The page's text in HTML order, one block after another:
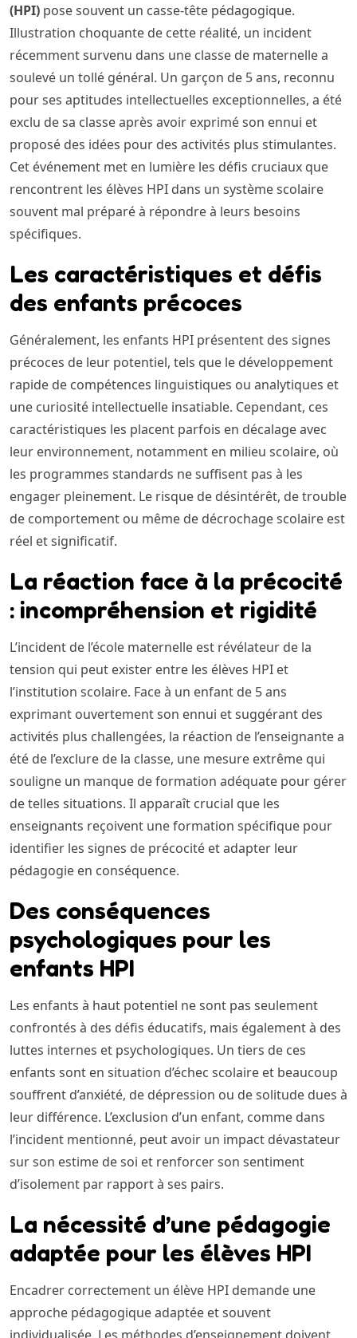
(HPI) pose souvent un casse-tête pédagogique.
Illustration choquante de cette réalité, un incident
récemment survenu dans une classe de maternelle a
soulevé un tollé général. Un garçon de 5 ans, reconnu
pour ses aptitudes intellectuelles exceptionnelles, a été
exclu de sa classe après avoir exprimé son ennui et
proposé des idées pour des activités plus stimulantes.
Cet événement met en lumière les défis cruciaux que
rencontrent les élèves HPI dans un système scolaire
souvent mal préparé à répondre à leurs besoins
spécifiques.
Les caractéristiques et défis
des enfants précoces
Généralement, les enfants HPI présentent des signes
précoces de leur potentiel, tels que le développement
rapide de compétences linguistiques ou analytiques et
une curiosité intellectuelle insatiable. Cependant, ces
caractéristiques les placent parfois en décalage avec
leur environnement, notamment en milieu scolaire, où
les programmes standards ne suffisent pas à les
engager pleinement. Le risque de désintérêt, de trouble
de comportement ou même de décrochage scolaire est
réel et significatif.
La réaction face à la précocité
: incompréhension et rigidité
L’incident de l’école maternelle est révélateur de la
tension qui peut exister entre les élèves HPI et
l’institution scolaire. Face à un enfant de 5 ans
exprimant ouvertement son ennui et suggérant des
activités plus challengées, la réaction de l’enseignante a
été de l’exclure de la classe, une mesure extrême qui
souligne un manque de formation adéquate pour gérer
de telles situations. Il apparaît crucial que les
enseignants reçoivent une formation spécifique pour
identifier les signes de précocité et adapter leur
pédagogie en conséquence.
Des conséquences
psychologiques pour les
enfants HPI
Les enfants à haut potentiel ne sont pas seulement
confrontés à des défis éducatifs, mais également à des
luttes internes et psychologiques. Un tiers de ces
enfants sont en situation d’échec scolaire et beaucoup
souffrent d’anxiété, de dépression ou de solitude dues à
leur différence. L’exclusion d’un enfant, comme dans
l’incident mentionné, peut avoir un impact dévastateur
sur son estime de soi et renforcer son sentiment
d’isolement par rapport à ses pairs.
La nécessité d’une pédagogie
adaptée pour les élèves HPI
Encadrer correctement un élève HPI demande une
approche pédagogique adaptée et souvent